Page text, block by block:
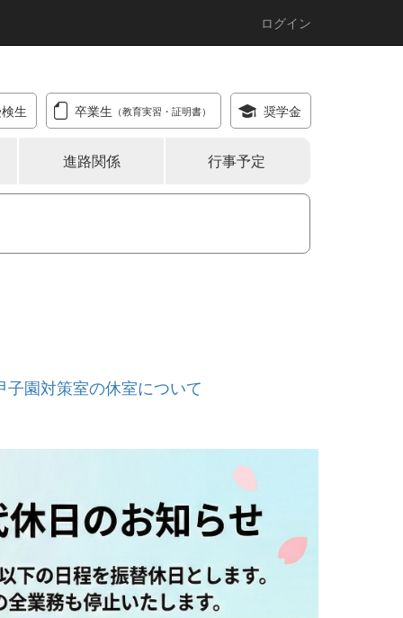
ログイン
生 卒業生 （教育実習・証明書） 奨学金
進路関係 行事予定
子園対策室の休室について